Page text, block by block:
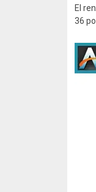
El
36